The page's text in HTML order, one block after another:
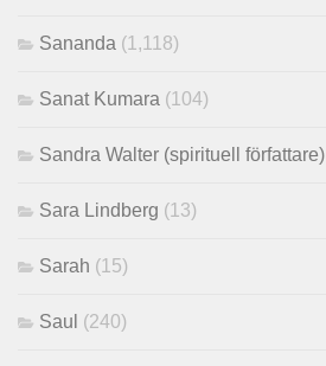
Sananda (1,118)
Sanat Kumara (104)
Sandra Walter (spirituell författare)
Sara Lindberg (13)
Sarah (15)
Saul (240)